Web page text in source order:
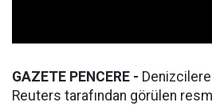
GAZETE PENCERE -
Reuters tarafından görülen